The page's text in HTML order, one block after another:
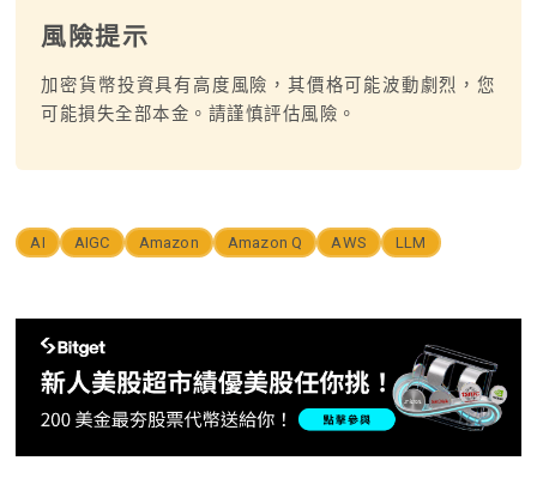
風險提示
加密貨幣投資具有高度風險，其價格可能波動劇烈，您
可能損失全部本金。請謹慎評估風險。
AI AIGC Amazon Amazon Q AWS LLM